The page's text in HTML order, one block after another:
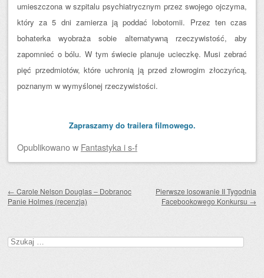
umieszczona w szpitalu psychiatrycznym przez swojego ojczyma,
który za 5 dni zamierza ją poddać lobotomii. Przez ten czas
bohaterka wyobraża sobie alternatywną rzeczywistość, aby
zapomnieć o bólu. W tym świecie planuje ucieczkę. Musi zebrać
pięć przedmiotów, które uchronią ją przed złowrogim złoczyńcą,
poznanym w wymyślonej rzeczywistości.
Zapraszamy do trailera filmowego.
Opublikowanow Fantastyka i s-f
← Carole Nelson Douglas – Dobranoc
Panie Holmes (recenzja)
Pierwsze losowanie II Tygodnia
Facebookowego Konkursu →
Szukaj: